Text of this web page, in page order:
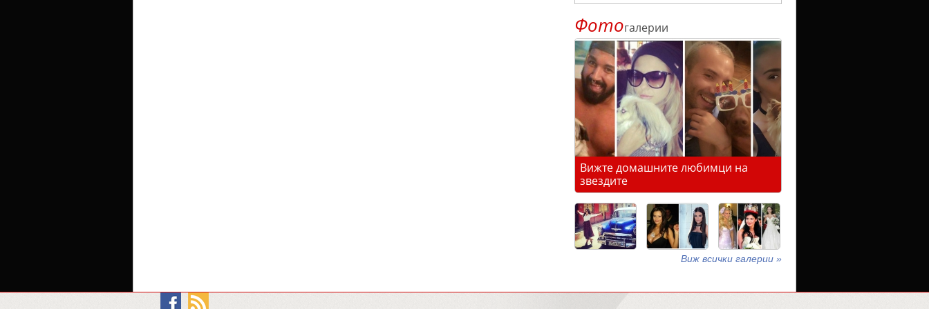
Фотогалерии
Вижте домашните любимци на
звездите
Виж всички галерии »